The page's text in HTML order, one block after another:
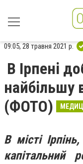
09:05, 28 травня 2021 р.
В Ірпені
найбільшу
(ФОТО)
В місті
капітальний